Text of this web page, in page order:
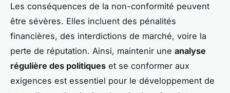
Les conséquences de la non-conformité peuvent
être sévères. Elles incluent des pénalités
financières, des interdictions de marché, voire la
perte de réputation. Ainsi, maintenir une analyse
régulière des politiques et se conformer aux
exigences est essentiel pour le développement de